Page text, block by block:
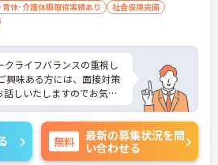
育休･介護休暇取得実績あり
社会保険完備
ライフバランスの重視し
興味ある方には、面接対策
しいたしますのでお気軽
無料
最新の募集状況を問
い合わせる